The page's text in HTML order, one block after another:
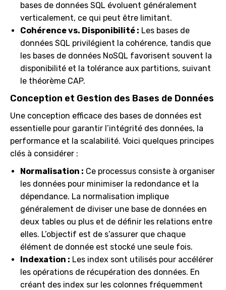
bases de données SQL évoluent généralement
verticalement, ce qui peut être limitant.
Cohérence vs. Disponibilité : Les bases de
données SQL privilégient la cohérence, tandis que
les bases de données NoSQL favorisent souvent la
disponibilité et la tolérance aux partitions, suivant
le théorème CAP.
Conception et Gestion des Bases de Données
Une conception efficace des bases de données est
essentielle pour garantir l’intégrité des données, la
performance et la scalabilité. Voici quelques principes
clés à considérer :
Normalisation : Ce processus consiste à organiser
les données pour minimiser la redondance et la
dépendance. La normalisation implique
généralement de diviser une base de données en
deux tables ou plus et de définir les relations entre
elles. L’objectif est de s’assurer que chaque
élément de donnée est stocké une seule fois.
Indexation : Les index sont utilisés pour accélérer
les opérations de récupération des données. En
créant des index sur les colonnes fréquemment